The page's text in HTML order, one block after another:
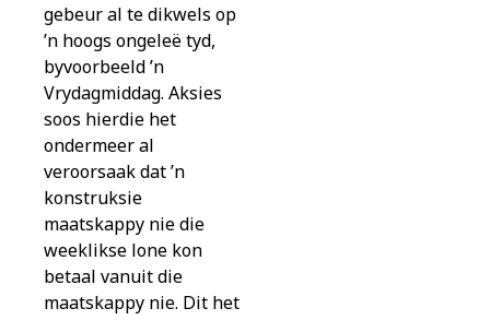
gebeur al te dikwels op
’n hoogs ongeleë tyd,
byvoorbeeld ’n
Vrydagmiddag. Aksies
soos hierdie het
ondermeer al
veroorsaak dat ’n
konstruksie
maatskappy nie die
weeklikse lone kon
betaal vanuit die
maatskappy nie. Dit het